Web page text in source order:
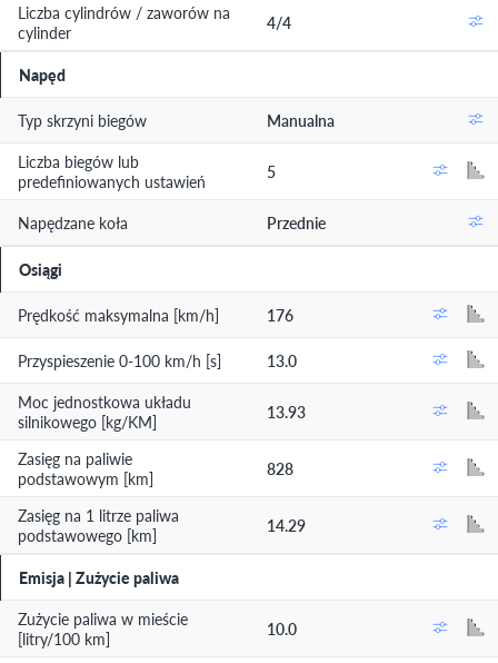
Liczba cylindrów / zaworów na
cylinder
4/4
Napęd
Typ skrzyni biegów
Manualna
Liczba biegów lub
predefiniowanych ustawień
5
Napędzane koła Przednie
Osiągi
Prędkość maksymalna [km/h] 176
Przyspieszenie 0-100 km/h [s]
13.0
Moc jednostkowa układu
silnikowego [kg/KM]
13.93
Zasięg na paliwie
podstawowym [km]
828
Zasięg na 1 litrze paliwa
podstawowego [km]
14.29
Emisja | Zużycie paliwa
Zużycie paliwa w mieście
[litry/100 km]
10.0